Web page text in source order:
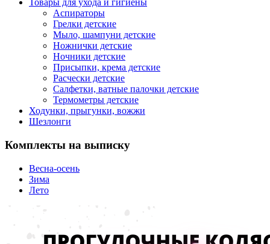
Товары для ухода и гигиены
Аспираторы
Грелки детские
Мыло, шампуни детские
Ножнички детские
Ночники детские
Присыпки, крема детские
Расчески детские
Салфетки, ватные палочки детские
Термометры детские
Ходунки, прыгунки, вожжи
Шезлонги
Комплекты на выписку
Весна-осень
Зима
Лето